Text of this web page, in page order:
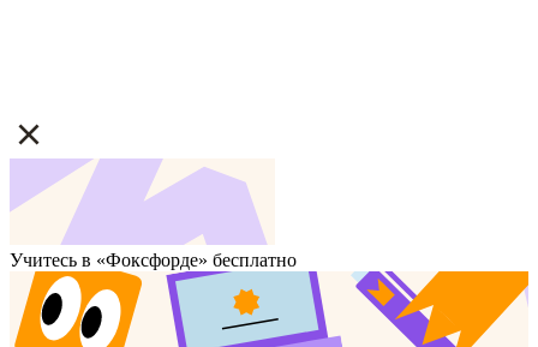
Учитесь в «Фоксфорде» бесплатно